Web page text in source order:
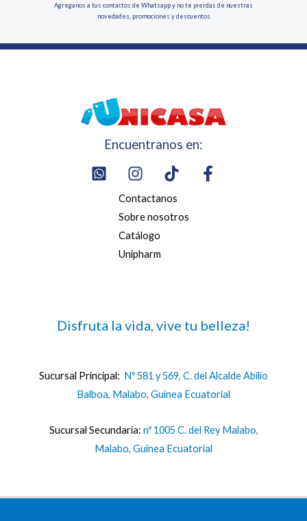
Agreganos a tus contactos de Whatsapp y no te pierdas de nuestras
novedades, promociones y descuentos
Encuentranos en:
Contactanos
Sobre nosotros
Catálogo
Unipharm
Disfruta la vida, vive tu belleza!
Sucursal Principal: Nº 581 y 569, C. del Alcalde Abilio
Balboa, Malabo, Guinea Ecuatorial
Sucursal Secundaria: nº 1005 C. del Rey Malabo,
Malabo, Guinea Ecuatorial